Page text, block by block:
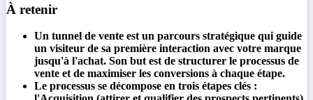
À retenir
Un tunnel de vente est un parcours stratégique qui guide
un visiteur de sa première interaction avec votre marque
jusqu'à l'achat. Son but est de structurer le processus de
vente et de maximiser les conversions à chaque étape.
Le processus se décompose en trois étapes clés :